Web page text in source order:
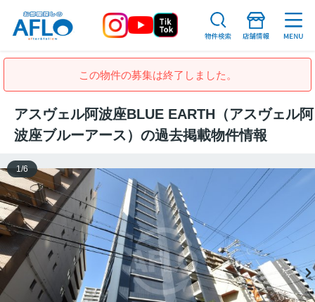
この物件の募集は終了しました。
アスヴェル阿波座BLUE EARTH（アスヴェル阿
波座ブルーアース）の過去掲載物件情報
1 /6